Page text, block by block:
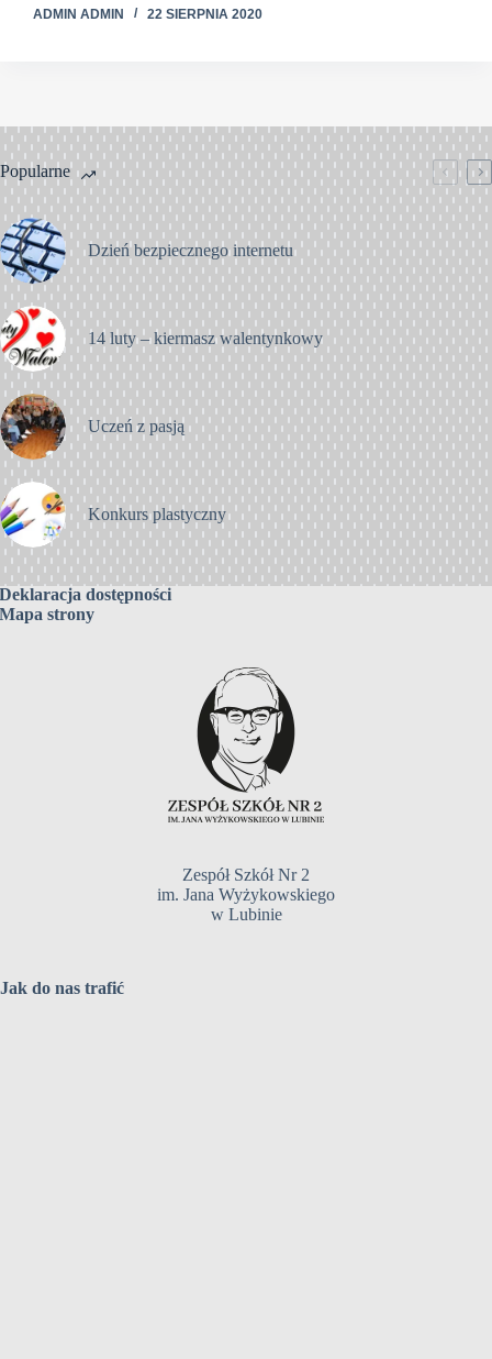
ADMIN ADMIN 22 SIERPNIA 2020
Popularne
Dzień bezpiecznego internetu
14 luty – kiermasz walentynkowy
Uczeń z pasją
Konkurs plastyczny
Deklaracja dostępności
Mapa strony
Zespół Szkół Nr 2
im. Jana Wyżykowskiego
w Lubinie
Jak do nas trafić